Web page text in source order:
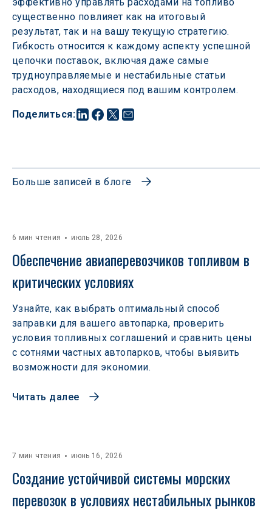
Поделиться:
существенно повлияет как на итоговый
результат, так и на вашу текущую стратегию.
Гибкость относится к каждому аспекту успешной
цепочки поставок, включая даже самые
трудноуправляемые и нестабильные статьи
расходов, находящиеся под вашим контролем.
Больше записей в блоге
6 мин чтения июль 28, 2026
Обеспечение авиаперевозчиков топливом в
критических условиях
Узнайте, как выбрать оптимальный способ
заправки для вашего автопарка, проверить
условия топливных соглашений и сравнить цены
с сотнями частных автопарков, чтобы выявить
возможности для экономии.
Читать далее
7 мин чтения июнь 16, 2026
Создание устойчивой системы морских
перевозок в условиях нестабильных рынков